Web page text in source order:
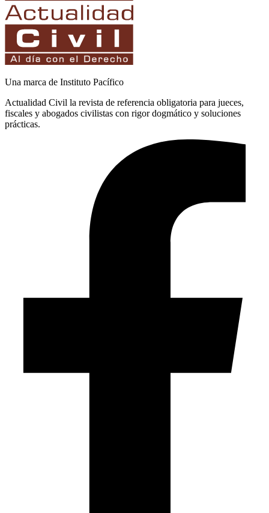
Una marca de Instituto Pacífico
Actualidad Civil la revista de referencia obligatoria para jueces,
fiscales y abogados civilistas con rigor dogmático y soluciones
prácticas.